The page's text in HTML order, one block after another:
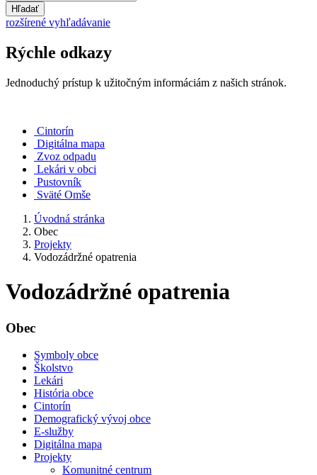
Hľadať
rozšírené vyhľadávanie
Rýchle odkazy
Jednoduchý prístup k užitočným informáciám z našich stránok.
Cintorín
Digitálna mapa
Zvoz odpadu
Lekári v obci
Pustovník
Sväté Omše
Úvodná stránka
Obec
Projekty
Vodozádržné opatrenia
Vodozádržné opatrenia
Obec
Symboly obce
Školstvo
Lekári
História obce
Cintorín
Demografický vývoj obce
E-služby
Digitálna mapa
Projekty
Komunitné centrum